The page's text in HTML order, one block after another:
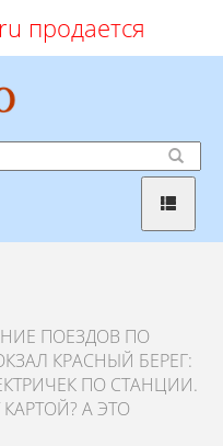
продается
ПОЕЗДОВ ПО
КРАСНЫЙ БЕРЕГ:
ПО СТАНЦИИ.
А ЭТО